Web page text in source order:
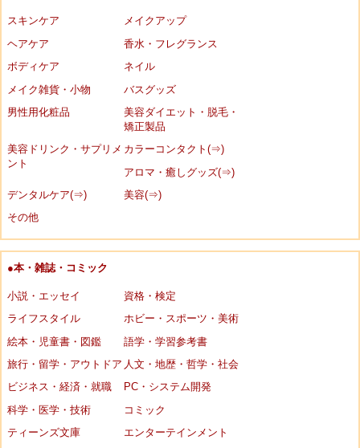
スキンケア
メイクアップ
ヘアケア
香水・フレグランス
ボディケア
ネイル
メイク雑貨・小物
バスグッズ
男性用化粧品
美容ダイエット・脱毛・
矯正製品
美容ドリンク・サプリメ
ント
カラーコンタクト(⇒)
アロマ・癒しグッズ(⇒)
デンタルケア(⇒)
美容(⇒)
その他
●本・雑誌・コミック
小説・エッセイ
資格・検定
ライフスタイル
ホビー・スポーツ・美術
絵本・児童書・図鑑
語学・学習参考書
旅行・留学・アウトドア 人文・地歴・哲学・社会
ビジネス・経済・就職
PC・システム開発
科学・医学・技術
コミック
ティーンズ文庫
エンターテインメント